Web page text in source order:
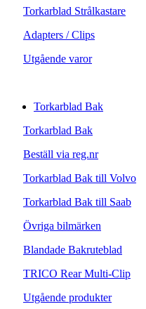
Torkarblad Strålkastare
Adapters / Clips
Utgående varor
Torkarblad Bak
Torkarblad Bak
Beställ via reg.nr
Torkarblad Bak till Volvo
Torkarblad Bak till Saab
Övriga bilmärken
Blandade Bakruteblad
TRICO Rear Multi-Clip
Utgående produkter